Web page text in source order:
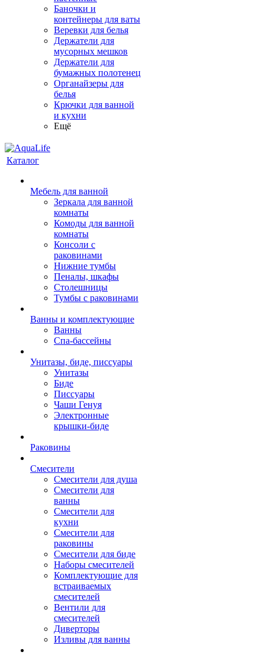
Баночки и
контейнеры для ваты
Веревки для белья
Держатели для
мусорных мешков
Держатели для
бумажных полотенец
Органайзеры для
белья
Крючки для ванной
и кухни
Ещё
Каталог
Мебель для ванной
Зеркала для ванной
комнаты
Комоды для ванной
комнаты
Консоли с
раковинами
Нижние тумбы
Пеналы, шкафы
Столешницы
Тумбы с раковинами
Ванны и комплектующие
Ванны
Спа-бассейны
Унитазы, биде, писсуары
Унитазы
Биде
Писсуары
Чаши Генуя
Электронные
крышки-биде
Раковины
Смесители
Смесители для душа
Смесители для
ванны
Смесители для
кухни
Смесители для
раковины
Смесители для биде
Наборы смесителей
Комплектующие для
встраиваемых
смесителей
Вентили для
смесителей
Диверторы
Изливы для ванны